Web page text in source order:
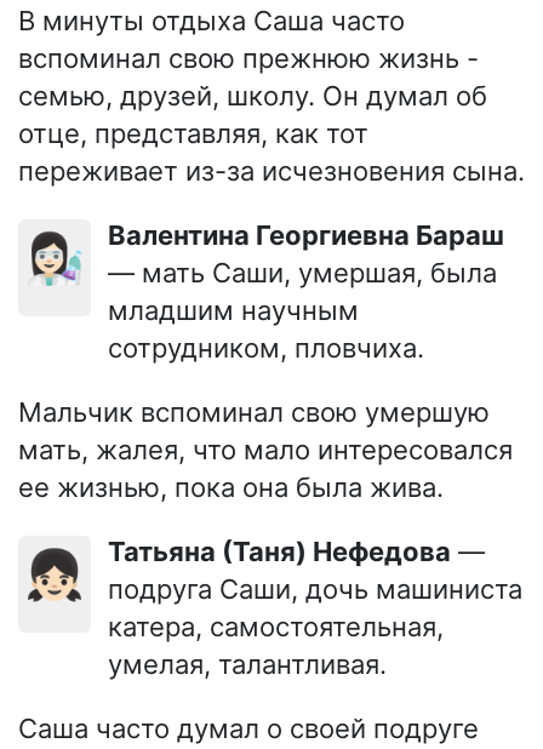
В минуты отдыха Саша часто
вспоминал свою прежнюю жизнь -
семью, друзей, школу. Он думал об
отце, представляя, как тот
переживает из-за исчезновения сына.
👩🏻‍🔬
Валентина Георгиевна Бараш
— мать Саши, умершая, была
младшим научным
сотрудником, пловчиха.
Мальчик вспоминал свою умершую
мать, жалея, что мало интересовался
ее жизнью, пока она была жива.
👧🏻 Татьяна (Таня) Нефедова —
подруга Саши, дочь машиниста
катера, самостоятельная,
умелая, талантливая.
Саша часто думал о своей подруге